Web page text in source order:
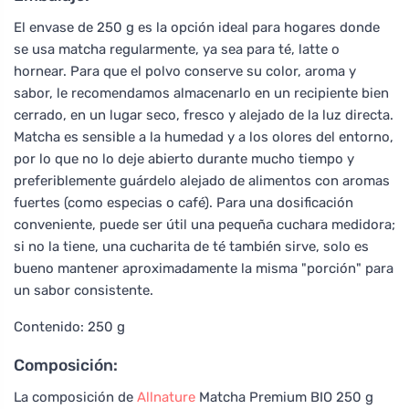
El envase de 250 g es la opción ideal para hogares donde
se usa matcha regularmente, ya sea para té, latte o
hornear. Para que el polvo conserve su color, aroma y
sabor, le recomendamos almacenarlo en un recipiente bien
cerrado, en un lugar seco, fresco y alejado de la luz directa.
Matcha es sensible a la humedad y a los olores del entorno,
por lo que no lo deje abierto durante mucho tiempo y
preferiblemente guárdelo alejado de alimentos con aromas
fuertes (como especias o café). Para una dosificación
conveniente, puede ser útil una pequeña cuchara medidora;
si no la tiene, una cucharita de té también sirve, solo es
bueno mantener aproximadamente la misma "porción" para
un sabor consistente.
Contenido: 250 g
Composición:
La composición de Allnature Matcha Premium BIO 250 g